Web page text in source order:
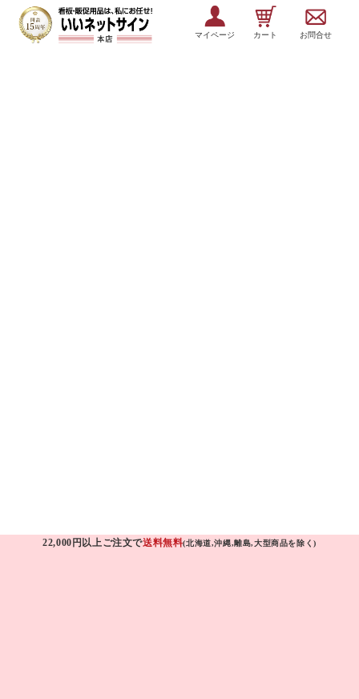
マイページ カート お問合せ
22,000円以上ご注文で送料無料(北海道,沖縄,離島,大型商品を除く)